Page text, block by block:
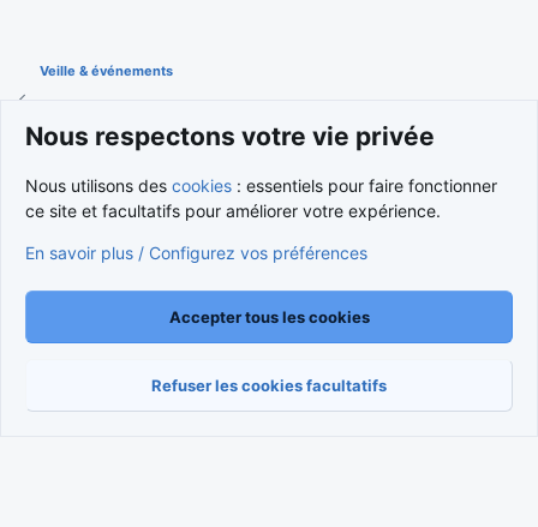
Veille & événements
Nous contacter
Conditions et règlement
Politique de confidentialité
Aide Accueil
R
Traduction française parXenForo FR|Media embeds via s9e/MediaSites
Nous respectons votre vie privée
Nous utilisons des cookies : essentiels pour faire fonctionner
ce site et facultatifs pour améliorer votre expérience.
En savoir plus / Configurez vos préférences
Accepter tous les cookies
Refuser les cookies facultatifs